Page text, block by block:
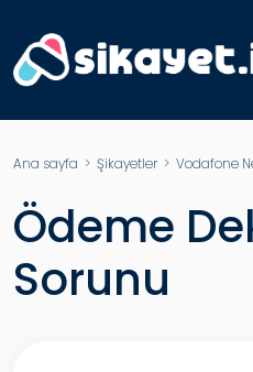
Ana sayfa > Şikayetler> Vodafone
Ödeme
Sorunu